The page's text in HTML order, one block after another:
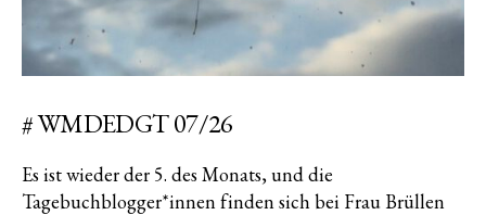
# WMDEDGT 07/26
Es ist wieder der 5. des Monats, und die
Tagebuchblogger*innen finden sich bei Frau Brüllen